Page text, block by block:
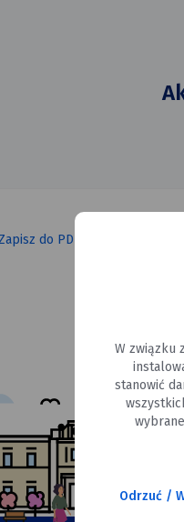
do PDF
W związku
stanowić
Odrzuć /